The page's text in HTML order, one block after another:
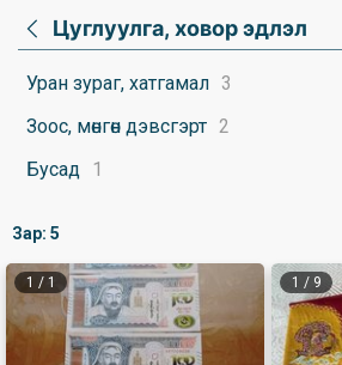
Цуглуулга, ховор эдлэл
Уран зураг, хатгамал 3
Зоос, мөнгөн дэвсгэрт 2
Бусад 1
Зар: 5
1 / 1 1 / 9